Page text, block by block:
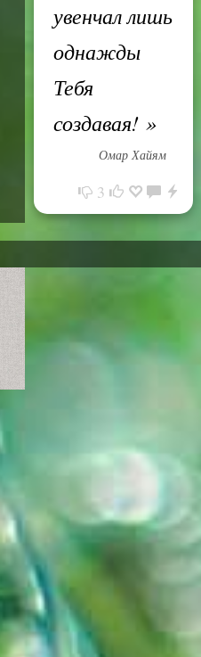
увенчал лишь
однажды
Тебя
создавая! »
Омар Хайям
3